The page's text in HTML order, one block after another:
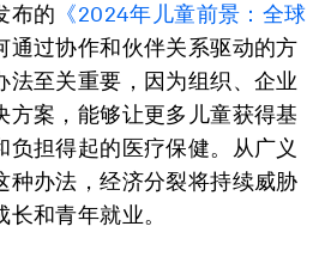
布的 《2024年儿童前景：全球
通过协作和伙伴关系驱动的方
法至关重要，因为组织、企业
方案，能够让更多儿童获得基
负担得起的医疗保健。从广义
种办法，经济分裂将持续威胁
和青年就业。